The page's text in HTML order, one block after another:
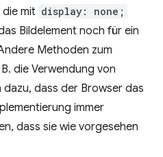
die mit display: none;
Bildelement noch für ein
Methoden zum
die Verwendung von
dazu, dass der Browser das
immer
dass sie wie vorgesehen